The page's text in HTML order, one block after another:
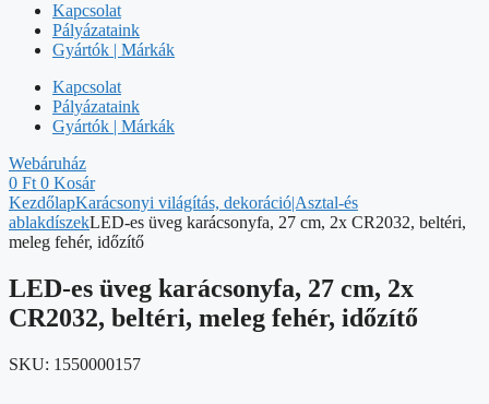
Kapcsolat
Pályázataink
Gyártók | Márkák
Kapcsolat
Pályázataink
Gyártók | Márkák
Webáruház
0 Ft 0 Kosár
KezdőlapKarácsonyi világítás, dekoráció|Asztal-és
ablakdíszekLED-es üveg karácsonyfa, 27 cm, 2x CR2032, beltéri,
meleg fehér, időzítő
LED-es üveg karácsonyfa, 27 cm, 2x
CR2032, beltéri, meleg fehér, időzítő
SKU: 1550000157